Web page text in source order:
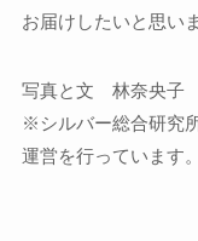
お届けしたいと思い
写真と文 林奈央子
※シルバー総合研究所
運営を行っています。